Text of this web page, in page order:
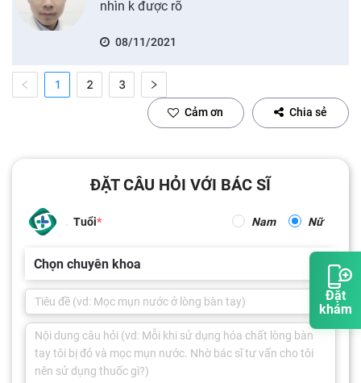
Đặt
khám
nhìn k được rõ
08/11/2021
1 2 3
Cảm ơn Chia sẻ
ĐẶT CÂU HỎI VỚI BÁC SĨ
Tuổi Nam Nữ
Chọn chuyên khoa